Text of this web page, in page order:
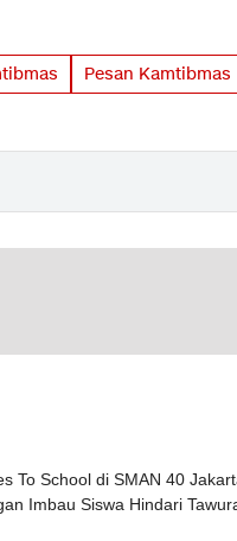
Pesan Kamtibmas
To School di SMAN 40
Imbau Siswa Hindari